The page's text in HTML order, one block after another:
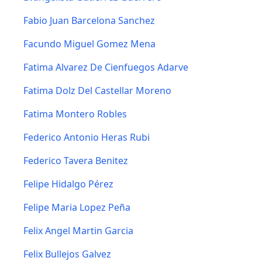
Fabio Juan Barcelona Sanchez
Facundo Miguel Gomez Mena
Fatima Alvarez De Cienfuegos Adarve
Fatima Dolz Del Castellar Moreno
Fatima Montero Robles
Federico Antonio Heras Rubi
Federico Tavera Benitez
Felipe Hidalgo Pérez
Felipe Maria Lopez Peña
Felix Angel Martin Garcia
Felix Bullejos Galvez